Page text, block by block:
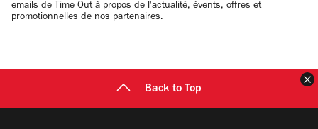
emails de Time Out à propos de l'actualité, évents, offres et
promotionnelles de nos partenaires.
Back to Top